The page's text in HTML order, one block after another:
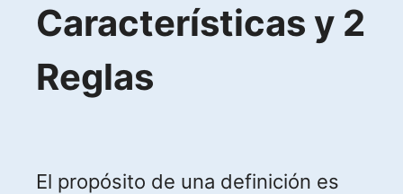
Características y 2
Reglas
El propósito de una definición es